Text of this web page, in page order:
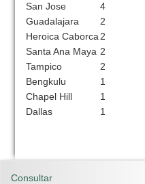
San Jose
4
Guadalajara
2
Heroica Caborca 2
Santa Ana Maya 2
Tampico
2
Bengkulu
1
Chapel Hill
1
Dallas
1
Consultar